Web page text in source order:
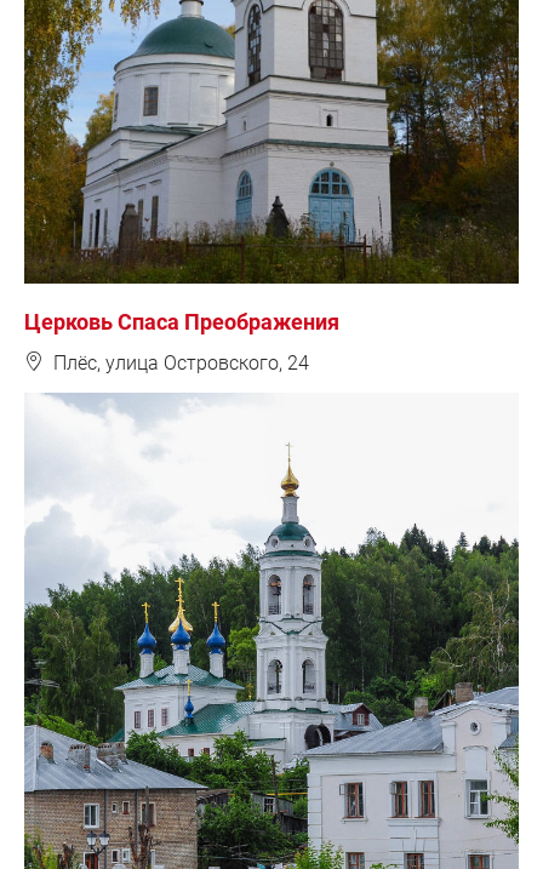
Церковь Спаса Преображения
❽ Плёс, улица Островского, 24